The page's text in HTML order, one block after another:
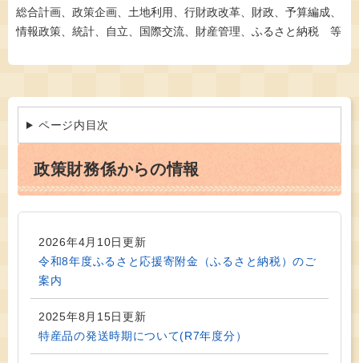
ページ内目次
政策財務係からの情報
2026年4月10日更新
令和8年度ふるさと応援寄附金（ふるさと納税）のご
案内
2025年8月15日更新
特産品の発送時期について(R7年度分）
総合計画、政策企画、土地利用、行財政改革、財政、予算編成、
情報政策、統計、自立、国際交流、財産管理、ふるさと納税 等